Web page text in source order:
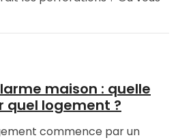
maison : quelle
quel logement ?
commence par un